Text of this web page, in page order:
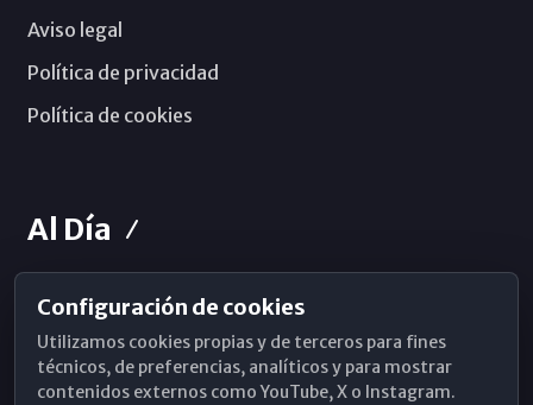
Aviso legal
Política de privacidad
Política de cookies
Al Día
Horarios de Misa
Hemeroteca
WhatsApp
Configuración de cookies
Utilizamos cookies propias y de terceros para fines
técnicos, de preferencias, analíticos y para mostrar
contenidos externos como YouTube, X o Instagram.